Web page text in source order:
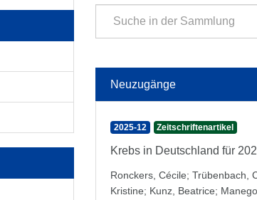
Neuzugänge
2025-12 Zeitschriftenartikel
Krebs in Deutschland für
Ronckers, Cécile; Trübenbach,
Kristine; Kunz, Beatrice;